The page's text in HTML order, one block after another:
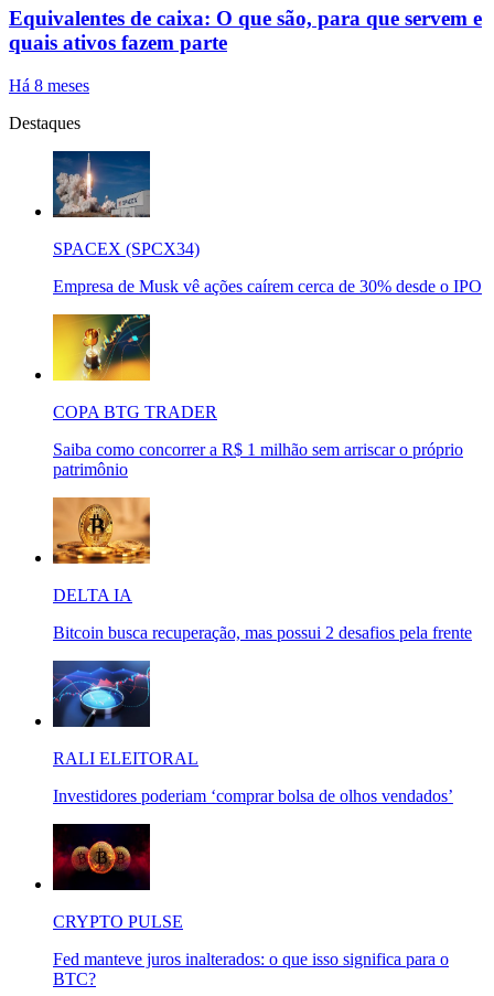
Equivalentes de caixa: O que são, para que servem e
quais ativos fazem parte
Há 8 meses
Destaques
SPACEX (SPCX34)
Empresa de Musk vê ações caírem cerca de 30% desde o IPO
COPA BTG TRADER
Saiba como concorrer a R$ 1 milhão sem arriscar o próprio
patrimônio
DELTA IA
Bitcoin busca recuperação, mas possui 2 desafios pela frente
RALI ELEITORAL
Investidores poderiam ‘comprar bolsa de olhos vendados’
CRYPTO PULSE
Fed manteve juros inalterados: o que isso significa para o
BTC?